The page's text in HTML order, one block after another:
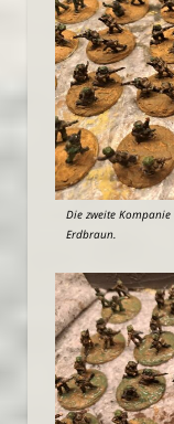
Die zweite
Erdbraun.